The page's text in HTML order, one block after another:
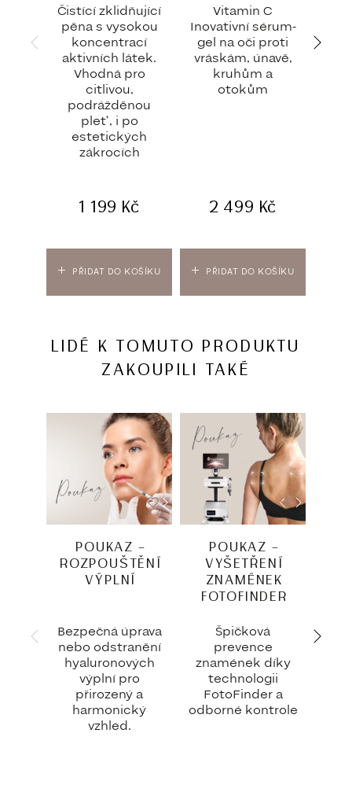
PŘIDAT DO KOŠÍKU
Čistící zklidňující
pěna s vysokou
koncentrací
aktivních látek.
Vhodná pro
citlivou,
podrážděnou
pleť, i po
estetických
zákrocích
1 199 Kč
PŘIDAT DO KOŠÍKU
Vitamin C
Inovativní sérum-
gel na oči proti
vráskám, únavě,
kruhům a
otokům
2 499 Kč
LIDÉ K TOMUTO PRODUKTU
ZAKOUPILI TAKÉ
POUKAZ –
ROZPOUŠTĚNÍ
VÝPLNÍ
Bezpečná úprava
nebo odstranění
hyaluronových
výplní pro
přirozený a
harmonický
vzhled.
POUKAZ –
VYŠETŘENÍ
ZNAMÉNEK
FOTOFINDER
Špičková
prevence
znamének díky
technologii
FotoFinder a
odborné kontrole